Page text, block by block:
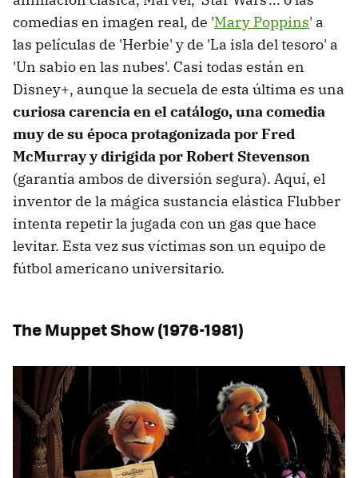
comedias en imagen real, de 'Mary Poppins' a
las películas de 'Herbie' y de 'La isla del tesoro' a
'Un sabio en las nubes'. Casi todas están en
Disney+, aunque la secuela de esta última es una
curiosa carencia en el catálogo, una comedia
muy de su época protagonizada por Fred
McMurray y dirigida por Robert Stevenson
(garantía ambos de diversión segura). Aquí, el
inventor de la mágica sustancia elástica Flubber
intenta repetir la jugada con un gas que hace
levitar. Esta vez sus víctimas son un equipo de
fútbol americano universitario.
The Muppet Show (1976-1981)